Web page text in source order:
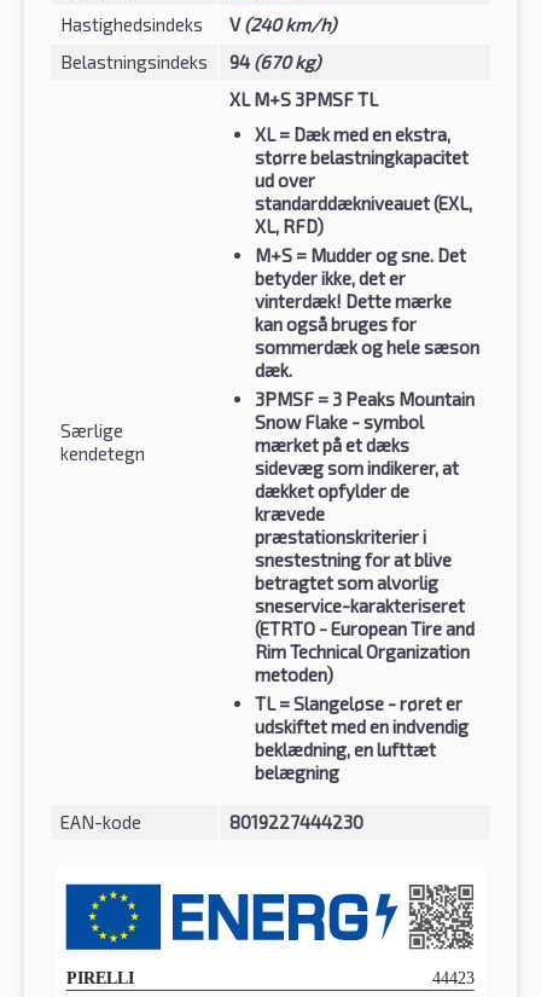
Hastighedsindeks
V(240 km/h)
Belastningsindeks
94 (670 kg)
Særlige
kendetegn
XL M+S 3PMSF TL
XL= Dæk med en ekstra,
større belastningkapacitet
ud over
standarddækniveauet (EXL,
XL, RFD)
M+S = Mudder og sne. Det
betyder ikke, det er
vinterdæk! Dette mærke
kan også bruges for
sommerdæk og hele sæson
dæk.
3PMSF = 3 Peaks Mountain
Snow Flake - symbol
mærket på et dæks
sidevæg som indikerer, at
dækket opfylder de
krævede
præstationskriterier i
snestestning for at blive
betragtet som alvorlig
sneservice-karakteriseret
(ETRTO - European Tire and
Rim Technical Organization
metoden)
TL= Slangeløse - røret er
udskiftet med en indvendig
beklædning, en lufttæt
belægning
EAN-kode 8019227444230